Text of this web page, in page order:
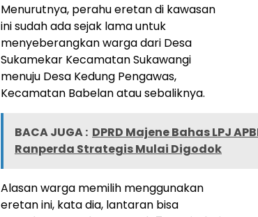
Menurutnya, perahu eretan di kawasan
ini sudah ada sejak lama untuk
menyeberangkan warga dari Desa
Sukamekar Kecamatan Sukawangi
menuju Desa Kedung Pengawas,
Kecamatan Babelan atau sebaliknya.
BACA JUGA : DPRD Majene Bahas LPJ
Ranperda Strategis Mulai Digodok
Alasan warga memilih menggunakan
eretan ini, kata dia, lantaran bisa